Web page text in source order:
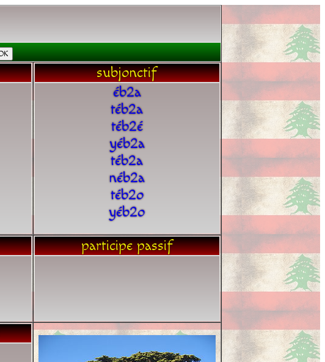
subjonctif
éb2a
téb2a
téb2é
yéb2a
téb2a
néb2a
téb2o
yéb2o
participe passif